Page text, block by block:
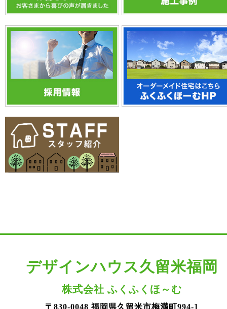
デザインハウス久留米福岡
株式会社 ふくふくほ～む
〒830-0048 福岡県久留米市梅満町994-1